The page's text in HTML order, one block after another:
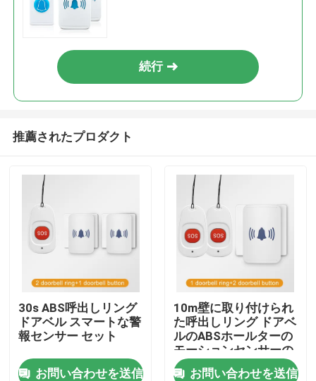
家
プロダクト
続行
推薦されたプロダクト
30s ABS呼出しリング
ドアベル スマートな警
報センサー セット
お問い合わせを送信
10m壁に取り付けられ
た呼出しリング ドアベ
ルのABSホールターの
モーションセンサーの
探知器
お問い合わせを送信